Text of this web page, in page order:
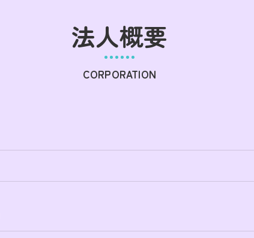
法人概要
CORPORATION